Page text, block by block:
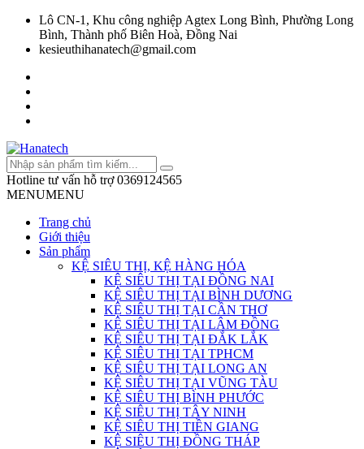
Lô CN-1, Khu công nghiệp Agtex Long Bình, Phường Long
Bình, Thành phố Biên Hoà, Đồng Nai
kesieuthihanatech@gmail.com
Hotline tư vấn hỗ trợ 0369124565
MENUMENU
Trang chủ
Giới thiệu
Sản phẩm
KỆ SIÊU THỊ, KỆ HÀNG HÓA
KỆ SIÊU THỊ TẠI ĐỒNG NAI
KỆ SIÊU THỊ TẠI BÌNH DƯƠNG
KỆ SIÊU THỊ TẠI CẦN THƠ
KỆ SIÊU THỊ TẠI LÂM ĐỒNG
KỆ SIÊU THỊ TẠI ĐẮK LẮK
KỆ SIÊU THỊ TẠI TPHCM
KỆ SIÊU THỊ TẠI LONG AN
KỆ SIÊU THỊ TẠI VŨNG TÀU
KỆ SIÊU THỊ BÌNH PHƯỚC
KỆ SIÊU THỊ TÂY NINH
KỆ SIÊU THỊ TIỀN GIANG
KỆ SIÊU THỊ ĐỒNG THÁP